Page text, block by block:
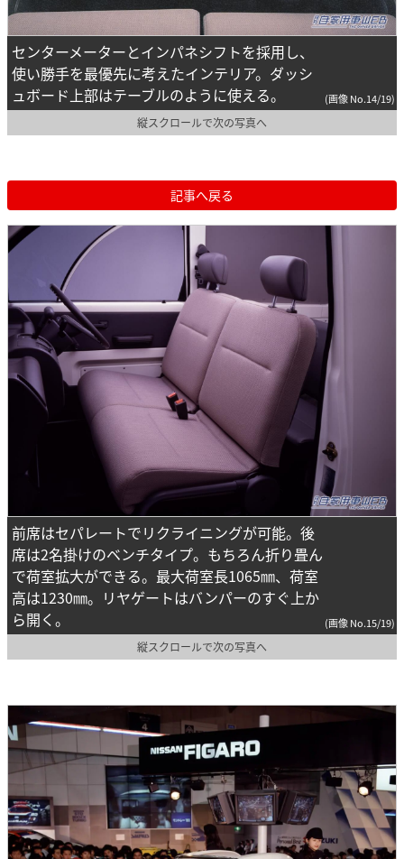
センターメーターとインパネシフトを採用し、
使い勝手を最優先に考えたインテリア。ダッシ
ュボード上部はテーブルのように使える。
(画像 No.14/19)
縦スクロールで次の写真へ
記事へ戻る
前席はセパレートでリクライニングが可能。後
席は2名掛けのベンチタイプ。もちろん折り畳ん
で荷室拡大ができる。最大荷室長1065㎜、荷室
高は1230㎜。リヤゲートはバンパーのすぐ上か
ら開く。
(画像 No.15/19)
縦スクロールで次の写真へ